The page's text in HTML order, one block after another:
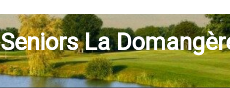
Seniors La